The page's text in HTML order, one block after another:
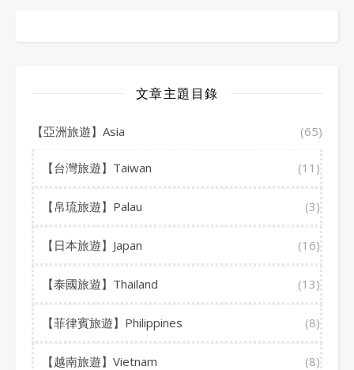
文章主題目錄
【亞洲旅遊】Asia (65)
【台灣旅遊】Taiwan (11)
【帛琉旅遊】Palau (3)
【日本旅遊】Japan (16)
【泰國旅遊】Thailand (13)
【菲律賓旅遊】Philippines (8)
【越南旅遊】Vietnam (8)